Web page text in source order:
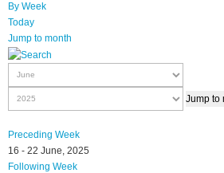
By Week
Today
Jump to month
Jump to
Preceding Week
16 - 22 June, 2025
Following Week